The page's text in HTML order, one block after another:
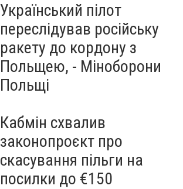
Український пілот
переслідував російську
ракету до кордону з
Польщею, - Міноборони
Польщі
Кабмін схвалив
законопроєкт про
скасування пільги на
посилки до €150